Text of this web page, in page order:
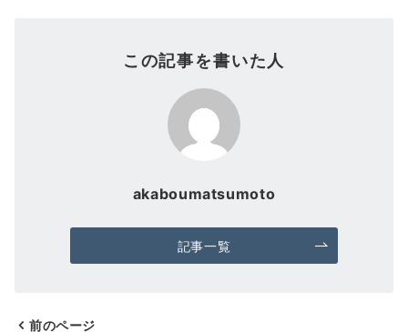
この記事を書いた人
akaboumatsumoto
記事一覧
前のページ